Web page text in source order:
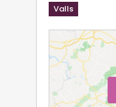
Valls